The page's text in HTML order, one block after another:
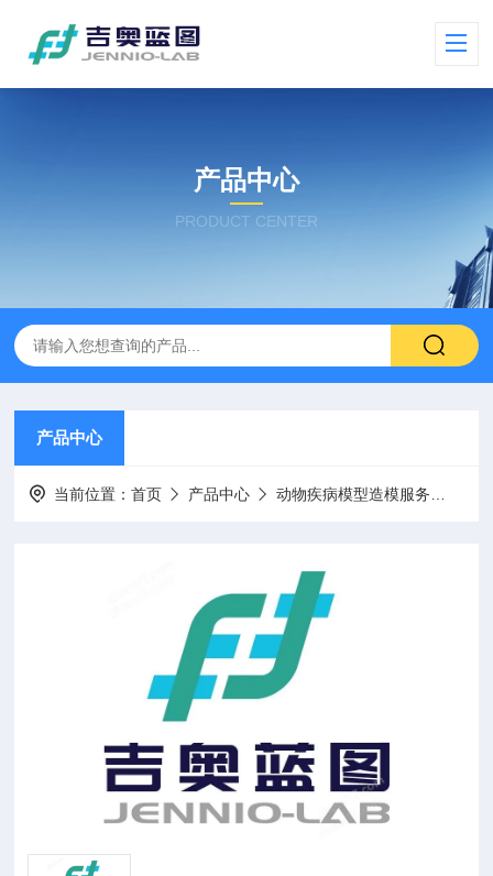
产品中心
PRODUCT CENTER
产品中心
当前位置：首页 产品中心 动物疾病模型造模服务